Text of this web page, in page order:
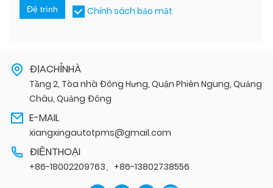
Đệ trình Chính sách bảo mật
ĐỊACHỈNHÀ
Tầng 2, Tòa nhà Đông Hưng, Quận Phiên Ngung, Quảng
Châu, Quảng Đông
E-MAIL
xiangxingautotpms@gmail.com
ĐIỆNTHOẠI
+86-18002209763、+86-13802738556